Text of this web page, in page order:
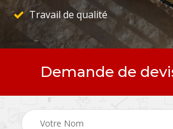
Travail de qualité
Demande de